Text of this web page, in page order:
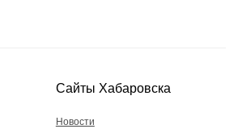
Сайты Хабаровска
Новости